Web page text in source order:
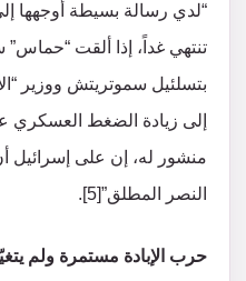
“لدي رسالة بسيطة أوجهها
تنتهي غداً، إذا ألقت “حماس”
بتسلئيل سموتريتش ووزير
إلى زيادة الضغط
منشور له، إن على إسرائيل
النصر المطلق”[5].
حرب الإبادة مستمرة ولم